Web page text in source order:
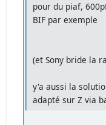
pour du piaf,
BIF par exemple
(et Sony bride la
y'a aussi la
adapté sur Z via